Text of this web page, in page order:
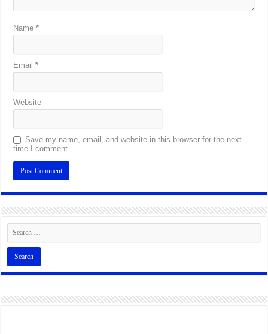
Name*
Email*
Website
Save my name, email, and website in this browser for the next
time I comment.
Alternative: